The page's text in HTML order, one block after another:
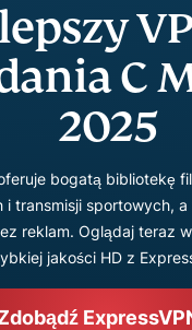
C
2025
bogatą bibliotekę
i transmisji sportowych,
reklam. Oglądaj teraz
jakości HD z